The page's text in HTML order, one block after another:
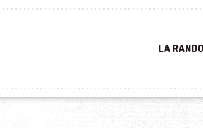
LA RANDO